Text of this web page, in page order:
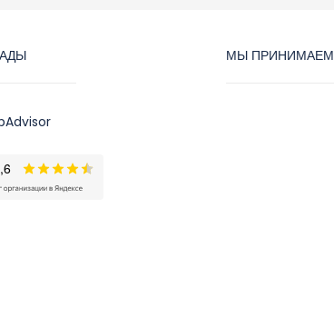
МЫ ПРИНИМАЕМ